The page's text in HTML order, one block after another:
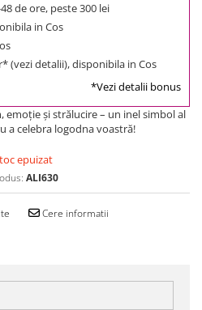
48 de ore, peste 300 lei
in Cos
(vezi detalii), disponibila in Cos
*Vezi detalii bonus
şi strălucire – un inel simbol al
a celebra logodna voastră!
epuizat
ALI630
Cere informatii